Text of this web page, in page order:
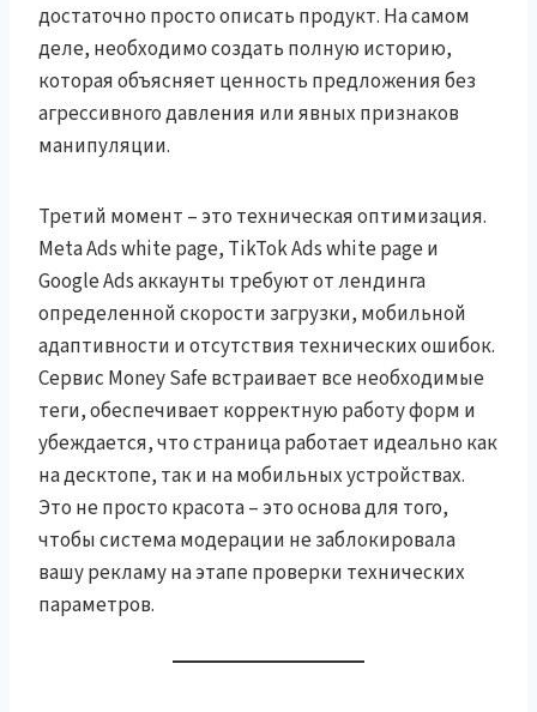
достаточно просто описать продукт. На самом
деле, необходимо создать полную историю,
которая объясняет ценность предложения без
агрессивного давления или явных признаков
манипуляции.
Третий момент – это техническая оптимизация.
Meta Ads white page, TikTok Ads white page и
Google Ads аккаунты требуют от лендинга
определенной скорости загрузки, мобильной
адаптивности и отсутствия технических ошибок.
Сервис Money Safe встраивает все необходимые
теги, обеспечивает корректную работу форм и
убеждается, что страница работает идеально как
на десктопе, так и на мобильных устройствах.
Это не просто красота – это основа для того,
чтобы система модерации не заблокировала
вашу рекламу на этапе проверки технических
параметров.